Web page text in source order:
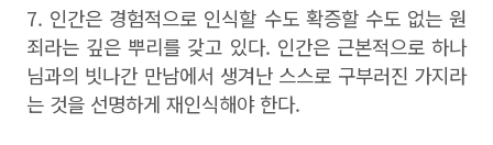
7. 인간은 경험적으로 인식할 수도 확증할 수도 없는 원
죄라는 깊은 뿌리를 갖고 있다. 인간은 근본적으로 하나
님과의 빗나간 만남에서 생겨난 스스로 구부러진 가지라
는 것을 선명하게 재인식해야 한다.